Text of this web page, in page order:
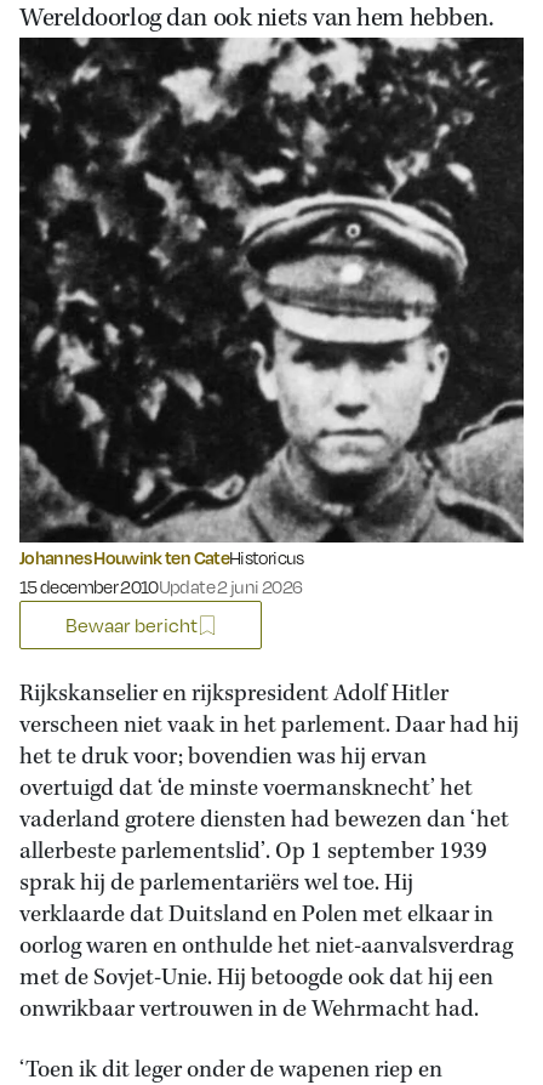
Wereldoorlog dan ook niets van hem hebben.
Johannes Houwink ten CateHistoricus
Gepubliceerd op:
15 december 2010Update 2 juni 2026
Bewaar bericht
Rijkskanselier en rijkspresident Adolf Hitler
verscheen niet vaak in het parlement. Daar had hij
het te druk voor; bovendien was hij ervan
overtuigd dat ‘de minste voermansknecht’ het
vaderland grotere diensten had bewezen dan ‘het
allerbeste parlementslid’. Op 1 september 1939
sprak hij de parlementariërs wel toe. Hij
verklaarde dat Duitsland en Polen met elkaar in
oorlog waren en onthulde het niet-aanvalsverdrag
met de Sovjet-Unie. Hij betoogde ook dat hij een
onwrikbaar vertrouwen in de Wehrmacht had.
‘Toen ik dit leger onder de wapenen riep en